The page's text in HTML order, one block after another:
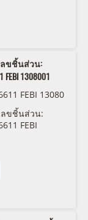
ลขชิ้นส่วน:
FEBI 1308001
FEBI 13080
ลขชิ้นส่วน:
FEBI